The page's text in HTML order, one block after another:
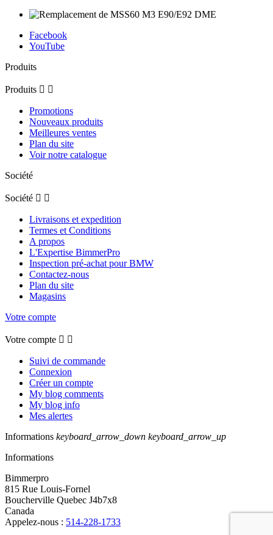
Facebook
YouTube
Produits
Produits  
Promotions
Nouveaux produits
Meilleures ventes
Plan du site
Voir notre catalogue
Société
Société  
Livraisons et expedition
Termes et Conditions
A propos
L'Expertise BimmerPro
Inspection pré-achat pour BMW
Contactez-nous
Plan du site
Magasins
Votre compte
Votre compte  
Suivi de commande
Connexion
Créer un compte
My blog comments
My blog info
Mes alertes
Informations keyboard_arrow_down keyboard_arrow_up
Informations
Bimmerpro
815 Rue Louis-Fornel
Boucherville Quebec J4b7x8
Canada
Appelez-nous : 514-228-1733